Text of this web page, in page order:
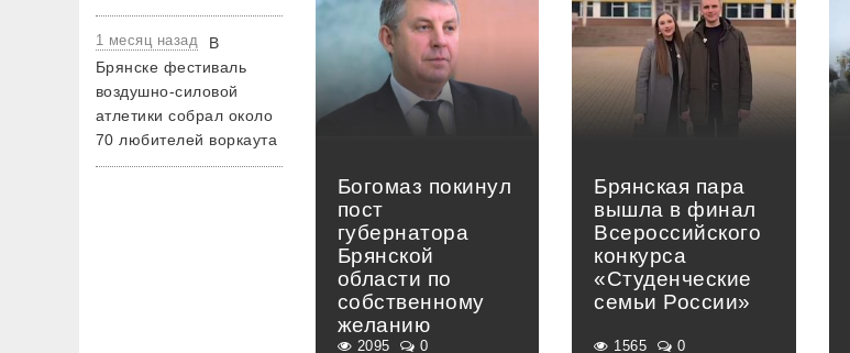
1 месяц назад
В
Брянске фестиваль
воздушно-силовой
атлетики собрал около
70 любителей воркаута
Богомаз покинул
пост
губернатора
Брянской
области по
собственному
желанию
2095 0
Брянская пара
вышла в финал
Всероссийского
конкурса
«Студенческие
семьи России»
1565 0